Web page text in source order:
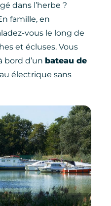
dans l’herbe ?
famille, en
vous le long de
et écluses. Vous
bord d’un bateau de
électrique sans